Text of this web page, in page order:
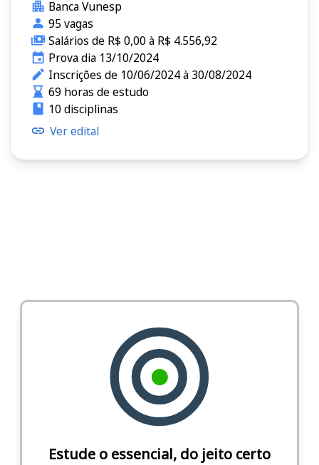
Banca Vunesp
95 vagas
Salários de R$ 0,00 à R$ 4.556,92
Prova dia 13/10/2024
Inscrições de 10/06/2024 à 30/08/2024
69 horas de estudo
10 disciplinas
Ver edital
Estude o essencial, do jeito certo